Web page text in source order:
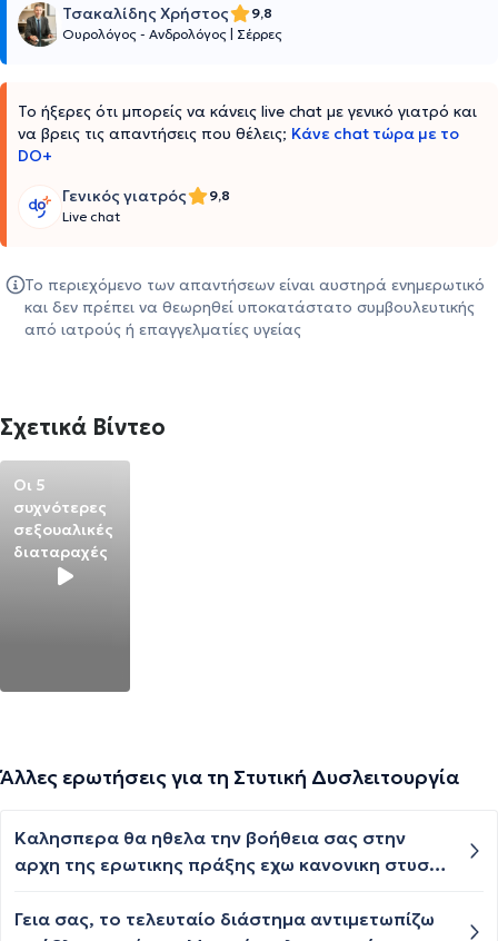
Τσακαλίδης Χρήστος
9,8
Ουρολόγος - Ανδρολόγος
Σέρρες
Το ήξερες ότι μπορείς να κάνεις live chat με γενικό γιατρό και
να βρεις τις απαντήσεις που θέλεις; Κάνε chat τώρα με το
DO+
Γενικός γιατρός
9,8
Live chat
Το περιεχόμενο των απαντήσεων είναι αυστηρά ενημερωτικό
και δεν πρέπει να θεωρηθεί υποκατάστατο συμβουλευτικής
από ιατρούς ή επαγγελματίες υγείας
Σχετικά Βίντεο
Οι 5
συχνότερες
σεξουαλικές
διαταραχές
Άλλες ερωτήσεις για τη Στυτική Δυσλειτουργία
Καλησπερα θα ηθελα την βοήθεια σας στην
αρχη της ερωτικης πράξης εχω κανονικη στυση
στυση χανεται εντελως. Εχω προβλημα
Γεια σας, το τελευταίο διάστημα αντιμετωπίζω